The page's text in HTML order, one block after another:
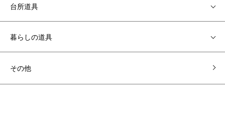
台所道具
暮らしの道具
その他